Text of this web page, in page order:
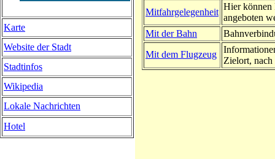
Mitfahrgelegenheit
Hier können
angeboten
Mit der Bahn
Mit dem Flugzeug
Zielort, nach
Karte
Website der Stadt
Stadtinfos
Wikipedia
Lokale Nachrichten
Hotel